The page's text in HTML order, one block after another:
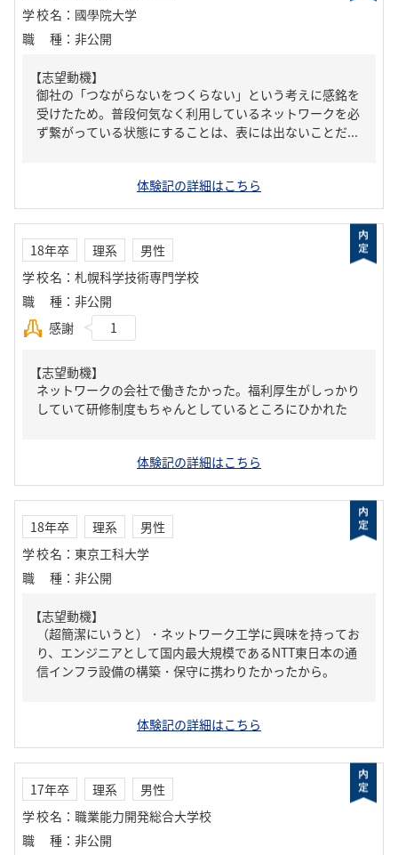
学校名 ： 國學院大学
職種 ： 非公開
【志望動機】
御社の「つながらないをつくらない」という考えに感銘を
受けたため。普段何気なく利用しているネットワークを必
ず繋がっている状態にすることは、表には出ないことだ...
体験記の詳細はこちら
18年卒 理系
男性
学校名 ： 札幌科学技術専門学校
職種 ： 非公開
感謝
1
【志望動機】
ネットワークの会社で働きたかった。福利厚生がしっかり
していて研修制度もちゃんとしているところにひかれた
体験記の詳細はこちら
18年卒 理系
男性
学校名 ： 東京工科大学
職種 ： 非公開
【志望動機】
（超簡潔にいうと）・ネットワーク工学に興味を持ってお
り、エンジニアとして国内最大規模であるNTT東日本の通
信インフラ設備の構築・保守に携わりたかったから。
体験記の詳細はこちら
17年卒 理系
男性
学校名 ： 職業能力開発総合大学校
職種 ： 非公開